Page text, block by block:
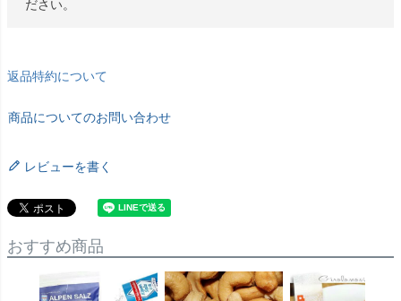
ださい。
返品特約について
商品についてのお問い合わせ
レビューを書く
おすすめ商品